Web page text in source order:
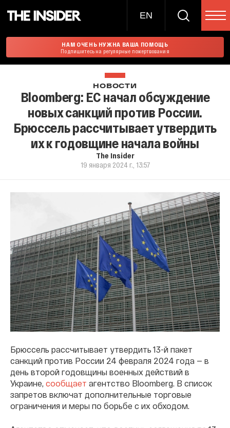
EN
НАМ ОЧЕНЬ НУЖНА ВАША ПОМОЩЬ
Подпишитесь на регулярные пожертвования
НОВОСТИ
Bloomberg: ЕС начал обсуждение
новых санкций против России.
Брюссель рассчитывает утвердить
их к годовщине начала войны
The Insider
19 января 2024 г., 13:57
Брюссель рассчитывает утвердить 13-й пакет
санкций против России 24 февраля 2024 года — в
день второй годовщины военных действий в
Украине, сообщает агентство Bloomberg. В список
запретов включат дополнительные торговые
ограничения и меры по борьбе с их обходом.